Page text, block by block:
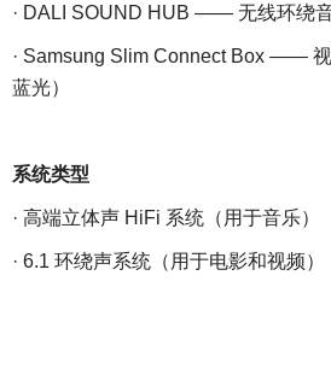
· DALI SOUND HUB —— 无线环绕
· Samsung Slim Connect Box ——
蓝光）
系统类型
· 高端立体声 HiFi 系统（用于音乐）
· 6.1 环绕声系统（用于电影和视频）